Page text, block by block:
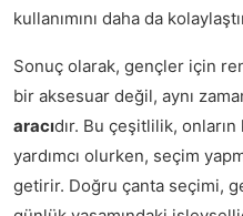
kullanımını daha da
Sonuç olarak, gençler için
bir aksesuar değil, aynı
aracıdır. Bu çeşitlilik, onların
yardımcı olurken, seçim
getirir. Doğru çanta seçimi,